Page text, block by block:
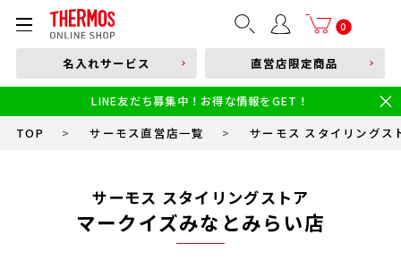
0
部品購入はこちら
本体品番やキーワードを入力
食洗機対応 新製品
幼児・園児向け水筒
小学生 低・中学年向け水筒
小学生 中・高学年向け水筒
名入れサービス 直営店限定商品
LINE友だち募集中！お得な情報をGET！
TOP > サーモス直営店一覧 > サーモス スタイリングス
サーモス スタイリングストア
マークイズみなとみらい店